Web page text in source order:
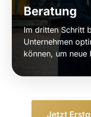
Beratung
Im dritten Schritt
Unternehmen
können, um neue
Jetzt